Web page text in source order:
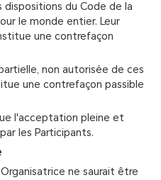
du Code de la
le monde entier. Leur
une contrefaçon
non autorisée de ces
une contrefaçon passible
l'acceptation pleine et
les Participants.
ne saurait être